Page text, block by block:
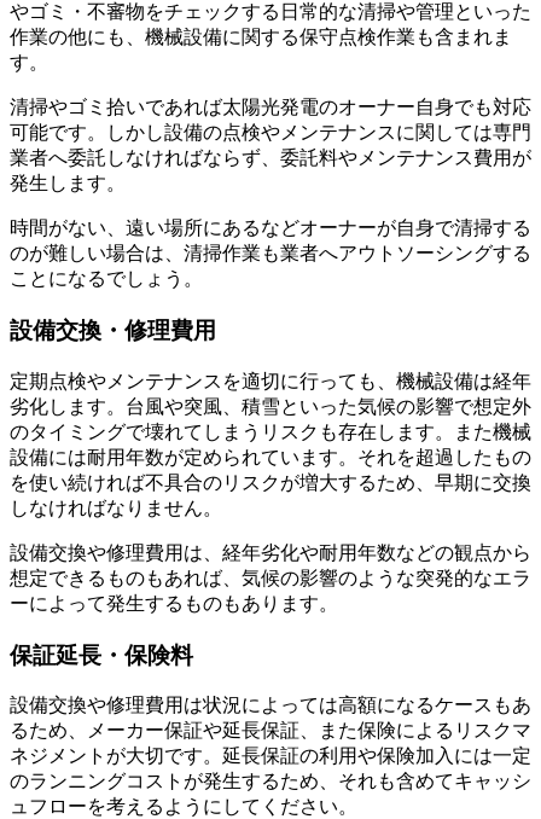
やゴミ・不審物をチェックする日常的な清掃や管理といった
作業の他にも、機械設備に関する保守点検作業も含まれま
す。
清掃やゴミ拾いであれば太陽光発電のオーナー自身でも対応
可能です。しかし設備の点検やメンテナンスに関しては専門
業者へ委託しなければならず、委託料やメンテナンス費用が
発生します。
時間がない、遠い場所にあるなどオーナーが自身で清掃する
のが難しい場合は、清掃作業も業者へアウトソーシングする
ことになるでしょう。
設備交換・修理費用
定期点検やメンテナンスを適切に行っても、機械設備は経年
劣化します。台風や突風、積雪といった気候の影響で想定外
のタイミングで壊れてしまうリスクも存在します。また機械
設備には耐用年数が定められています。それを超過したもの
を使い続ければ不具合のリスクが増大するため、早期に交換
しなければなりません。
設備交換や修理費用 は、経年劣化や耐用年数などの観点から
想定できるものもあれば、気候の影響のような突発的なエラ
ーによって発生するものもあります。
保証延長・保険料
設備交換や修理費用は状況によっては高額になるケースもあ
るため、メーカー保証や延長保証、また保険によるリスクマ
ネジメントが大切です。 延長保証の利用や保険加入には一定
のランニングコストが発生するため、それも含めてキャッシ
ュフローを考えるようにしてください。